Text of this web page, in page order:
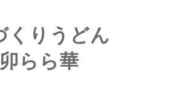
くりうどん
卯らら華